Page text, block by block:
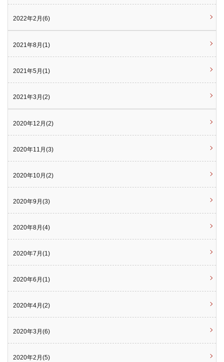
2022年2月(6)
2021年8月(1)
2021年5月(1)
2021年3月(2)
2020年12月(2)
2020年11月(3)
2020年10月(2)
2020年9月(3)
2020年8月(4)
2020年7月(1)
2020年6月(1)
2020年4月(2)
2020年3月(6)
2020年2月(5)